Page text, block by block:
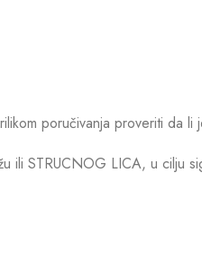
poručivanja proveriti da
ili STRUCNOG LICA, u cilju